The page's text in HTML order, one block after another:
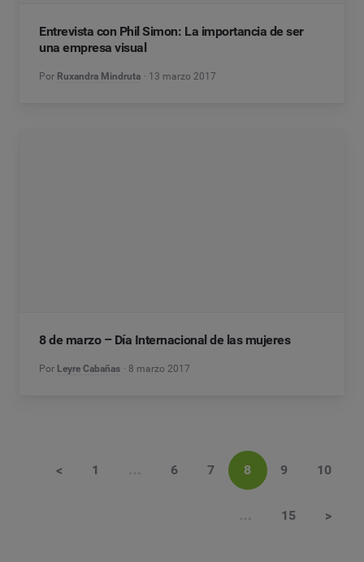
Entrevista con Phil Simon: La importancia de ser
una empresa visual
Por Ruxandra Mindruta 13 marzo 2017
8 de marzo – Día Internacional de las mujeres
Por Leyre Cabañas 8 marzo 2017
< 1 … 6 7 8 9 10
… 15 >